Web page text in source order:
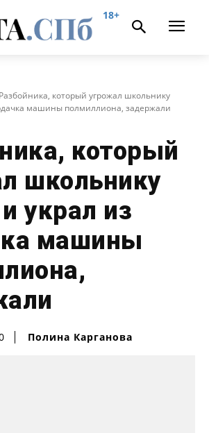
18+
Разбойника, который угрожал школьнику
машины полмиллиона, задержали
который
школьнику
украл из
машины
Полина Карганова